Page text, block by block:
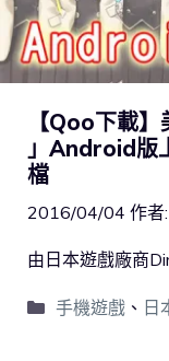
【Qoo下載
」Android版
檔
2016/04/04 作者:
由日本遊戲廠商
手機遊戲、 日